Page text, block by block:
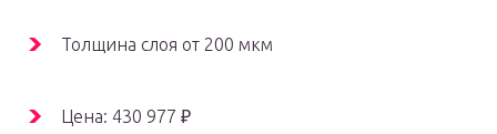
Толщина слоя от 200 мкм
Цена: 430 977 ₽